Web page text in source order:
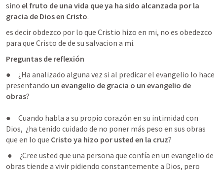
sino el fruto de una vida que ya ha sido alcanzada por la
gracia de Dios en Cristo.
es decir obdezco por lo que Cristio hizo en mi, no es obedezco
para que Cristo de de su salvacion a mi.
Preguntas de reflexión
●     ¿Ha analizado alguna vez si al predicar el evangelio lo hace
presentando un evangelio de gracia o un evangelio de
obras?
●     Cuando habla a su propio corazón en su intimidad con
Dios,  ¿ha tenido cuidado de no poner más peso en sus obras
que en lo que Cristo ya hizo por usted en la cruz?
obras tiende a vivir pidiendo constantemente a Dios, pero